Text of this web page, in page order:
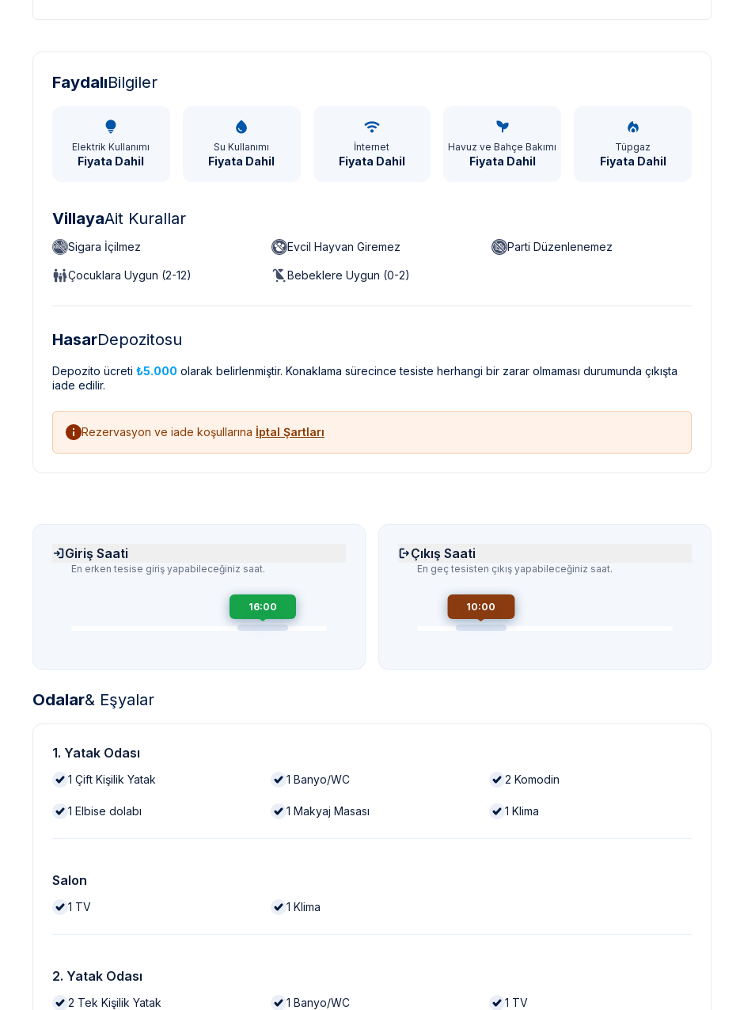
FaydalıBilgiler
Elektrik Kullanımı
Fiyata Dahil
Su Kullanımı
Fiyata Dahil
İnternet
Fiyata Dahil
Havuz ve Bahçe Bakımı
Fiyata Dahil
Tüpgaz
Fiyata Dahil
VillayaAit Kurallar
Sigara İçilmez Evcil Hayvan Giremez Parti Düzenlenemez
Çocuklara Uygun (2-12) Bebeklere Uygun (0-2)
HasarDepozitosu
Depozito ücreti ₺5.000 olarak belirlenmiştir. Konaklama sürecince tesiste herhangi bir zarar olmaması durumunda çıkışta
iade edilir.
Rezervasyon ve iade koşullarına İptal Şartları
Giriş Saati
En erken tesise giriş yapabileceğiniz saat.
16:00
Çıkış Saati
En geç tesisten çıkış yapabileceğiniz saat.
10:00
Odalar& Eşyalar
1. Yatak Odası
1 Çift Kişilik Yatak 1 Banyo/WC 2 Komodin
1 Elbise dolabı 1 Makyaj Masası 1 Klima
Salon
1 TV 1 Klima
2. Yatak Odası
2 Tek Kişilik Yatak 1 Banyo/WC 1 TV